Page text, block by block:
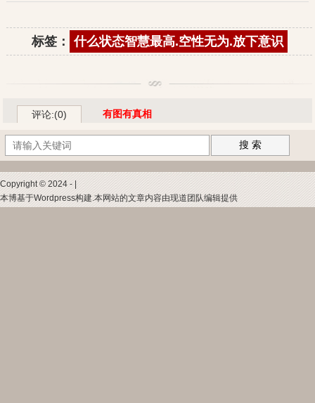
标签： 什么状态智慧最高.空性无为.放下意识
评论:(0) 有图有真相
搜 索
Copyright © 2024 - |
本博基于Wordpress构建.本网站的文章内容由现道团队编辑提供